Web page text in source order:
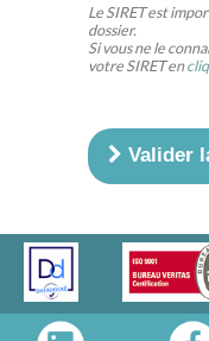
Le SIRET est
dossier.
Si vous ne le
votre SIRET en
Valider